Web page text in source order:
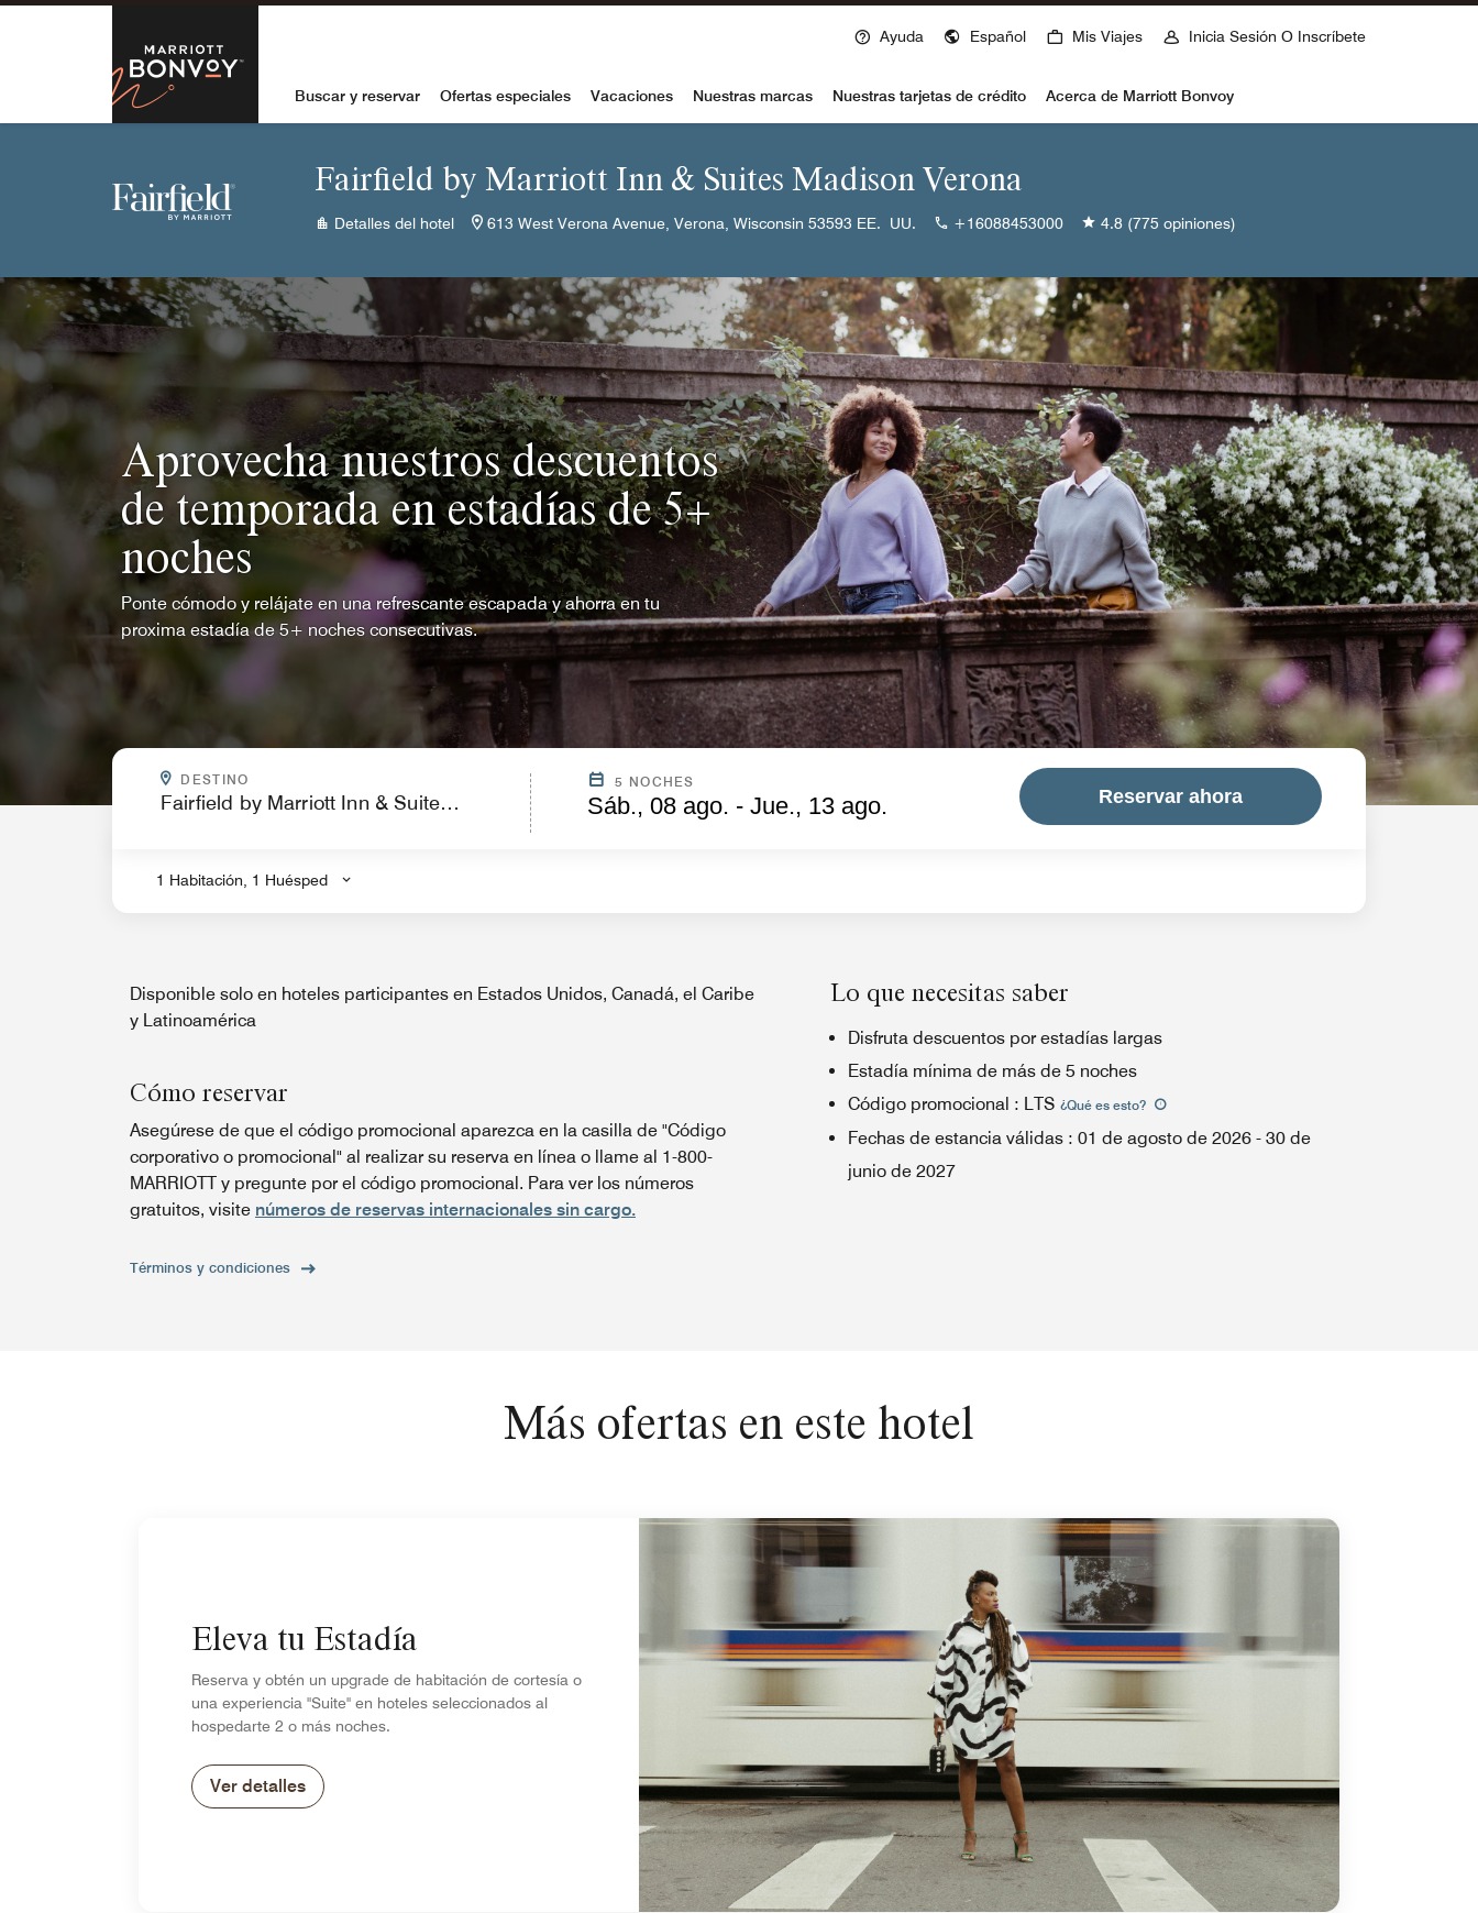
Skip to Content
Marriott Bonvoy
Ayuda Español Mis Viajes Inicia Sesión O Inscríbete
Buscar y reservar Ofertas especiales Vacaciones Nuestras marcas Nuestras tarjetas de crédito Acerca de Marriott Bonvoy
Fairfield by Marriott Inn & Suites Madison Verona
Detalles del hotel 613 West Verona Avenue, Verona, Wisconsin 53593 EE. UU. +16088453000 4.8 (775 opiniones)
Aprovecha nuestros descuentos
de temporada en estadías de 5+
noches
Ponte cómodo y relájate en una refrescante escapada y ahorra en tu
proxima estadía de 5+ noches consecutivas.
DESTINO
.
5 NOCHES
Sáb., 08 ago. - Jue., 13 ago.
1 Habitación, 1 Huésped
Reservar ahora
Disponible solo en hoteles participantes en Estados Unidos, Canadá, el Caribe
y Latinoamérica
Cómo reservar
Asegúrese de que el código promocional aparezca en la casilla de "Código
corporativo o promocional" al realizar su reserva en línea o llame al 1-800-
MARRIOTT y pregunte por el código promocional. Para ver los números
gratuitos, visite números de reservas internacionales sin cargo.
Términos y condiciones
Lo que necesitas saber
Disfruta descuentos por estadías largas
Estadía mínima de más de 5 noches
Código promocional : LTS ¿Qué es esto?
Fechas de estancia válidas : 01 de agosto de 2026 - 30 de
junio de 2027
Más ofertas en este hotel
Eleva tu Estadía
Reserva y obtén un upgrade de habitación de cortesía o
una experiencia "Suite" en hoteles seleccionados al
hospedarte 2 o más noches.
Ver detalles